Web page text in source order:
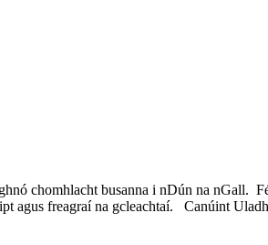
chomhlacht busanna i nDún na nGall.
agus freagraí na gcleachtaí. Canúint